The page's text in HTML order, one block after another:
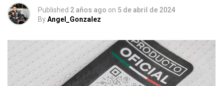
Published 2 años ago on 5 de abril de 2024
ByAngel_Gonzalez